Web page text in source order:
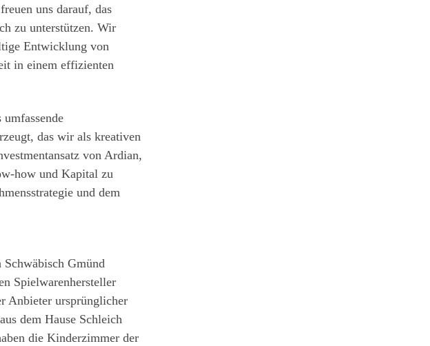
uns darauf, das
zu unterstützen. Wir
Entwicklung von
in einem effizienten
das wir als kreativen
von Ardian,
how und Kapital zu
und dem
Gmünd
Spielwarenhersteller
Anbieter ursprünglicher
dem Hause Schleich
die Kinderzimmer der